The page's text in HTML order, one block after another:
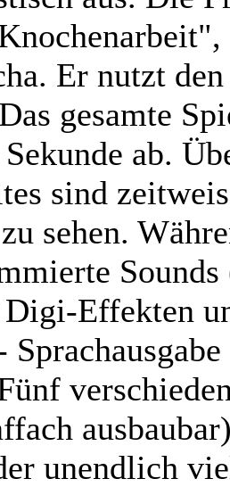
Er nutzt
gesamte
ab.
sind
sehen.
Effekten
unendlich